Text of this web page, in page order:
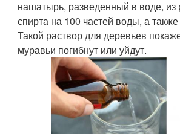
нашатырь, разведенный в воде, из
спирта на 100 частей воды, а также
Такой раствор для деревьев
муравьи погибнут или уйдут.